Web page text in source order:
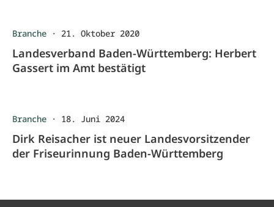
Branche · 21. Oktober 2020
Landesverband Baden-Württemberg: Herbert
Gassert im Amt bestätigt
Branche · 18. Juni 2024
Dirk Reisacher ist neuer Landesvorsitzender
der Friseurinnung Baden-Württemberg